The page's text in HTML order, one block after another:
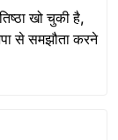
खो चुकी है,
से समझौता करने